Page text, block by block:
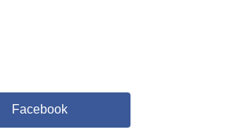
Facebook